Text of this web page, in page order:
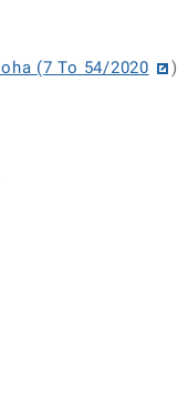
(7 To 54/2020 )